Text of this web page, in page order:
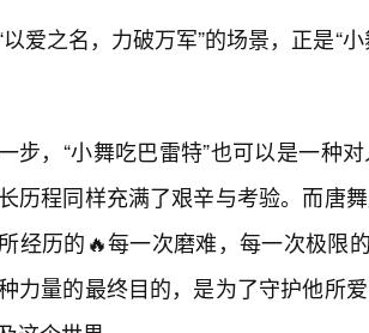
以爱之名，力破万军”的场景，正是“
步，“小舞吃巴雷特”也可以是一种
历程同样充满了艰辛与考验。而唐
经历的🔥每一次磨难，每一次极限
力量的最终目的，是为了守护他所